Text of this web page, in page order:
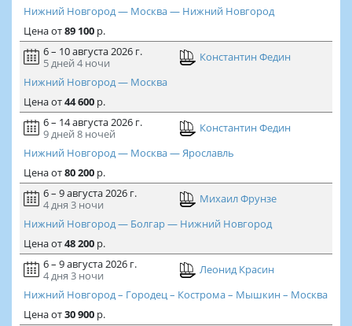
Нижний Новгород — Москва — Нижний Новгород
Ценаот89 100р.
6 – 10 августа 2026 г.
5 дней 4 ночи
Константин Федин
Нижний Новгород — Москва
Ценаот44 600р.
6 – 14 августа 2026 г.
9 дней 8 ночей
Константин Федин
Нижний Новгород — Москва — Ярославль
Ценаот80 200р.
6 – 9 августа 2026 г.
4 дня 3 ночи
Михаил Фрунзе
Нижний Новгород — Болгар — Нижний Новгород
Ценаот48 200р.
6 – 9 августа 2026 г.
4 дня 3 ночи
Леонид Красин
Нижний Новгород – Городец – Кострома – Мышкин – Москва
Ценаот30 900р.